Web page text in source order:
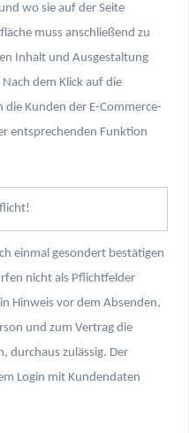
wo sie auf der Seite
muss anschließend zu
Inhalt und Ausgestaltung
dem Klick auf die
die Kunden der E-Commerce-
entsprechenden Funktion
einmal gesondert bestätigen
nicht als Pflichtfelder
Hinweis vor dem Absenden,
und zum Vertrag die
durchaus zulässig. Der
Login mit Kundendaten